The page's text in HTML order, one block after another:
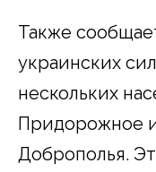
Также
украинских
нескольких
Придорожное
Доброполья.